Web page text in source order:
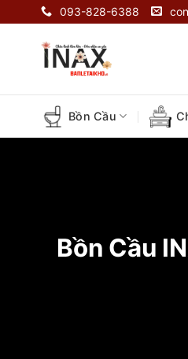
to
content
093-828-6388
Bồn Cầu
Bồn Cầu